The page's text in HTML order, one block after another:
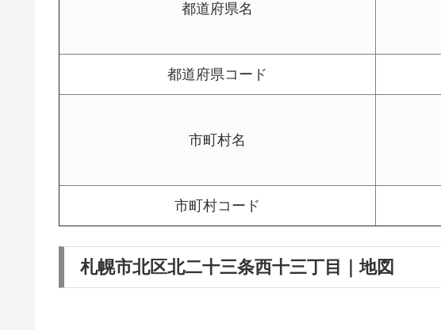
都道府県名
都道府県コード
市町村名
市町村コード
札幌市北区北二十三条西十三丁目｜地図